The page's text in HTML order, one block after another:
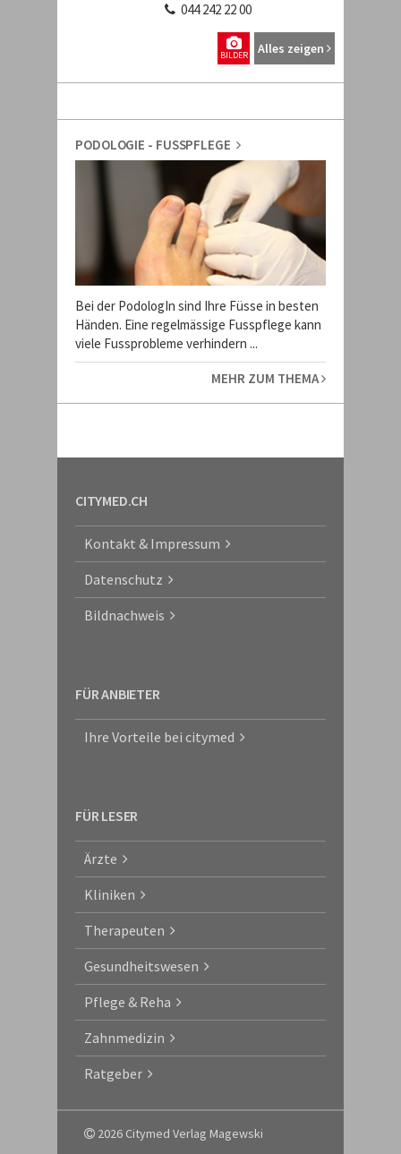
044 242 22 00
Alles zeigen
BILDER
PODOLOGIE - FUSSPFLEGE
Bei der PodologIn sind Ihre Füsse in besten
Händen. Eine regelmässige Fusspflege kann
viele Fussprobleme verhindern ...
MEHR ZUM THEMA
CITYMED.CH
Kontakt & Impressum
Datenschutz
Bildnachweis
FÜR ANBIETER
Ihre Vorteile bei citymed
FÜR LESER
Ärzte
Kliniken
Therapeuten
Gesundheitswesen
Pflege & Reha
Zahnmedizin
Ratgeber
2026 Citymed Verlag Magewski